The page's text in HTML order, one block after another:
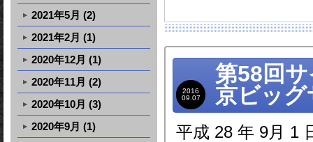
第58回
京ビッ
2016
09.07
平成 28 年 9月 1
2021年5月 (2)
2021年2月 (1)
2020年12月 (1)
2020年11月 (2)
2020年10月 (3)
2020年9月 (1)